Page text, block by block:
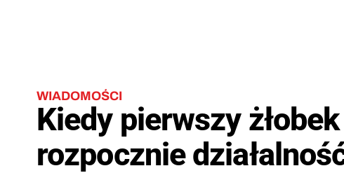
WIADOMOŚCI
Kiedy pierwszy
rozpocznie